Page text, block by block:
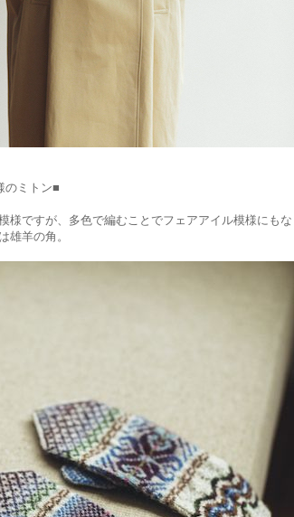
のミトン■
様ですが、多色で編むことでフェアアイル模様にも
雄羊の角。